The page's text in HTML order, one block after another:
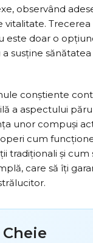
observând
vitalitate. Trecerea
este doar o
susține
conștiente
a aspectului
unor compuși
cum
tradiționali și cum
care să îți